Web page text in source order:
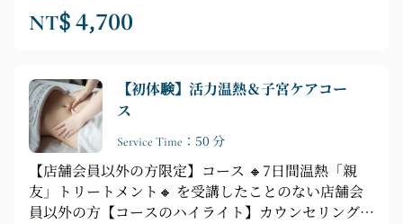
手に入れ、輝くような小顔美女に。 🔸【フェイシャ
ルケアのポイント】エッセンシャルオイル導入 ► デ
注入 ► コラーゲンサプリメント + RFモノポーララジ
オ波デバイス ► フェイシャルマスク ► 肩、首、手の
リリーフマッサージ
NT$ 4,700
【初体験】活力温熱＆子宮ケアコー
ス
Service Time：50 分
【店舗会員以外の方限定】コース 🔸7日間温熱「親
友」トリートメント🔸 を受講したことのない店舗会
員以外の方【コースのハイライト】カウンセリング